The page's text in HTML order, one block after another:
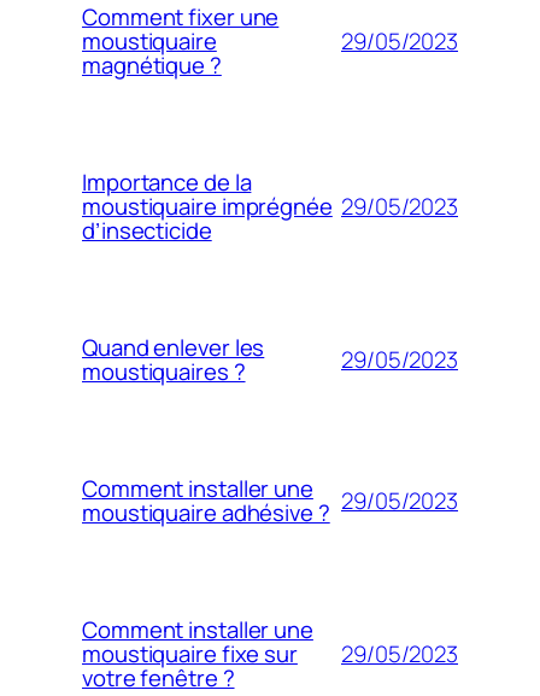
Comment fixer une
moustiquaire
magnétique ?
29/05/2023
Importance de la
moustiquaire imprégnée
d’insecticide
29/05/2023
Quand enlever les
moustiquaires ? 29/05/2023
Comment installer une
moustiquaire adhésive ? 29/05/2023
Comment installer une
moustiquaire fixe sur
votre fenêtre ?
29/05/2023